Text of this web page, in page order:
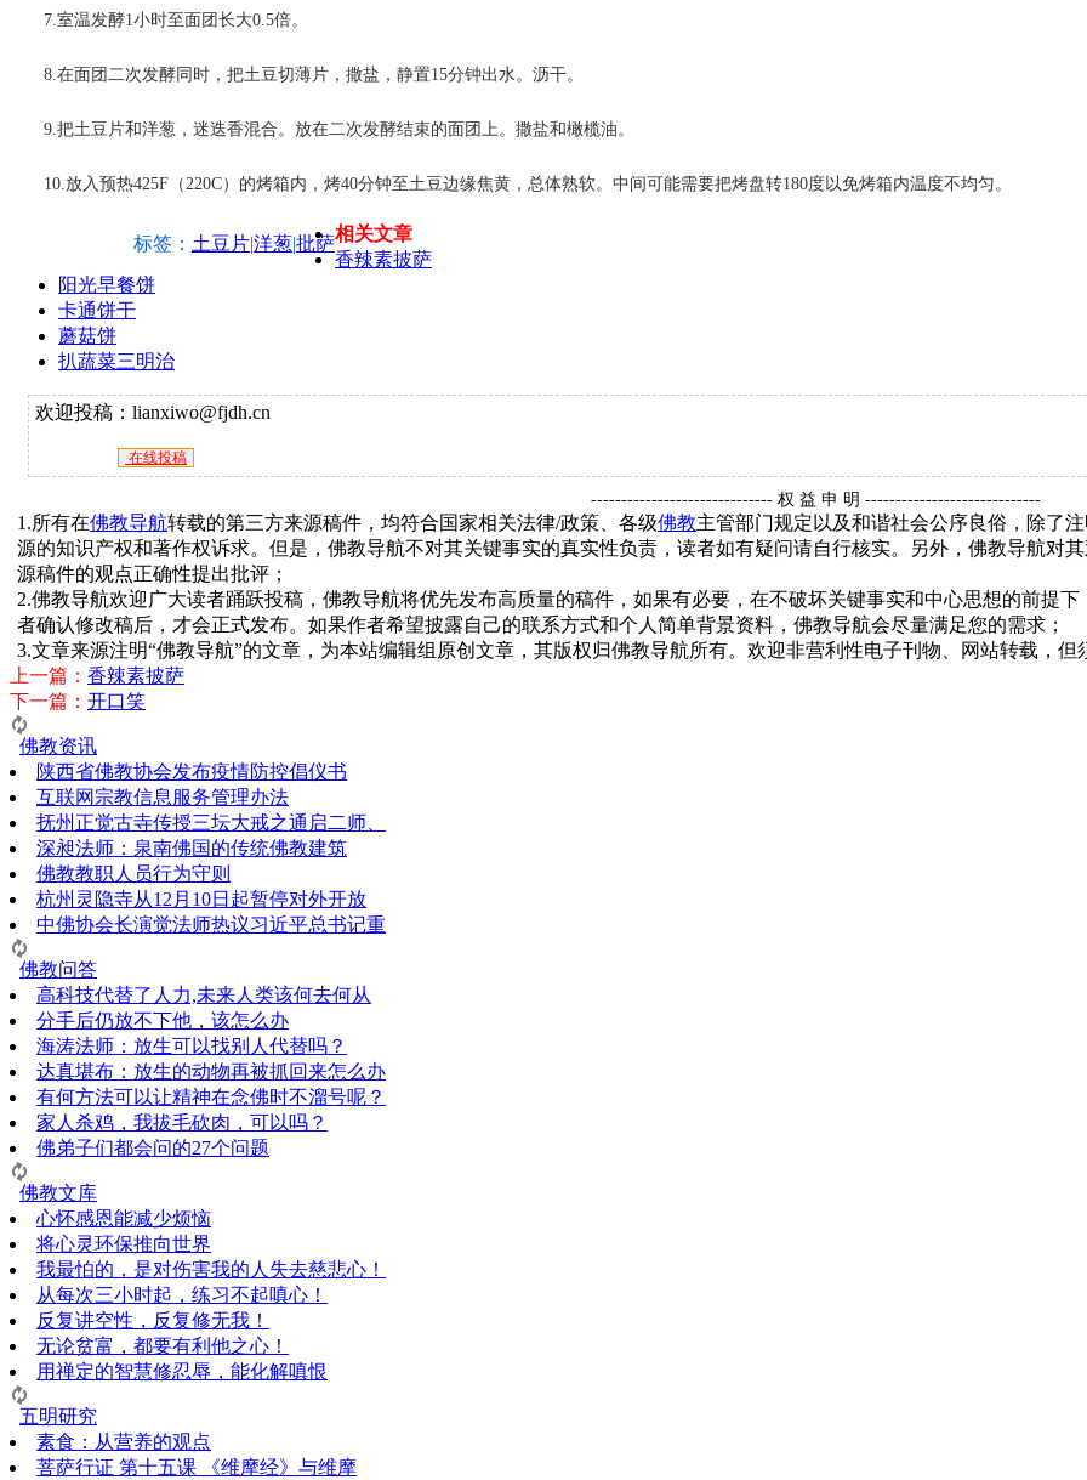
7.室温发酵1小时至面团长大0.5倍。
8.在面团二次发酵同时，把土豆切薄片，撒盐，静置15分钟出水。沥干。
9.把土豆片和洋葱，迷迭香混合。放在二次发酵结束的面团上。撒盐和橄榄油。
10.放入预热425F（220C）的烤箱内，烤40分钟至土豆边缘焦黄，总体熟软。中间可能需要把烤盘转180度以免烤箱内温度不均匀。
标签： 土豆片|洋葱|批萨相关文章
香辣素披萨
阳光早餐饼
卡通饼干
蘑菇饼
扒蔬菜三明治
欢迎投稿：lianxiwo@fjdh.cn
在线投稿
------------------------------ 权 益 申 明 -----------------------------
1.所有在佛教导航转载的第三方来源稿件，均符合国家相关法律/政策、各级佛教主管部门规定以及和谐社会公序良俗，除了
源的知识产权和著作权诉求。但是，佛教导航不对其关键事实的真实性负责，读者如有疑问请自行核实。另外，佛教导航对
源稿件的观点正确性提出批评；
2.佛教导航欢迎广大读者踊跃投稿，佛教导航将优先发布高质量的稿件，如果有必要，在不破坏关键事实和中心思想的前提
者确认修改稿后，才会正式发布。如果作者希望披露自己的联系方式和个人简单背景资料，佛教导航会尽量满足您的需求；
3.文章来源注明“佛教导航”的文章，为本站编辑组原创文章，其版权归佛教导航所有。欢迎非营利性电子刊物、网站转载，但
上一篇： 香辣素披萨
下一篇： 开口笑
佛教资讯
陕西省佛教协会发布疫情防控倡仪书
互联网宗教信息服务管理办法
抚州正觉古寺传授三坛大戒之通启二师、
深昶法师：泉南佛国的传统佛教建筑
佛教教职人员行为守则
杭州灵隐寺从12月10日起暂停对外开放
中佛协会长演觉法师热议习近平总书记重
佛教问答
高科技代替了人力,未来人类该何去何从
分手后仍放不下他，该怎么办
海涛法师：放生可以找别人代替吗？
达真堪布：放生的动物再被抓回来怎么办
有何方法可以让精神在念佛时不溜号呢？
家人杀鸡，我拔毛砍肉，可以吗？
佛弟子们都会问的27个问题
佛教文库
心怀感恩能减少烦恼
将心灵环保推向世界
我最怕的，是对伤害我的人失去慈悲心！
从每次三小时起，练习不起嗔心！
反复讲空性，反复修无我！
无论贫富，都要有利他之心！
用禅定的智慧修忍辱，能化解嗔恨
五明研究
素食：从营养的观点
菩萨行证 第十五课 《维摩经》与维摩